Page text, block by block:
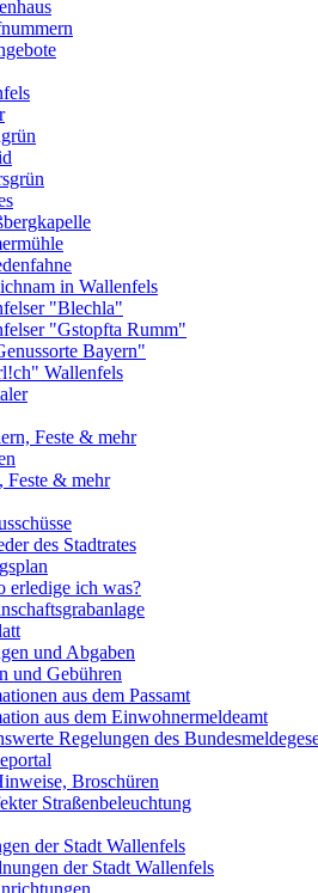
in Wallenfels
"Blechla"
"Gstopfta Rumm"
Bayern"
Wallenfels
Feste & mehr
Feste & mehr
des Stadtrates
erledige ich was?
und Abgaben
und Gebühren
aus dem Passamt
aus dem Einwohnermeldeamt
Regelungen des
Broschüren
Straßenbeleuchtung
der Stadt Wallenfels
der Stadt Wallenfels